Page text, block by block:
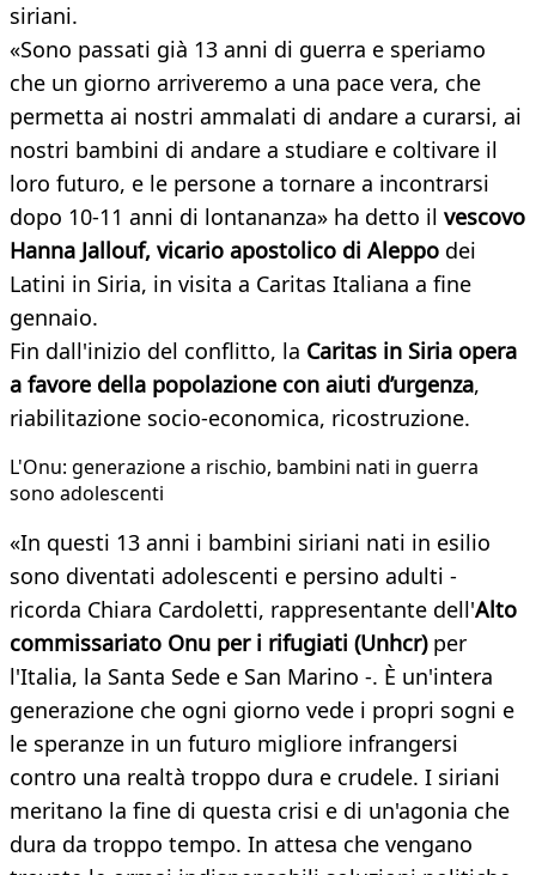
siriani.
«Sono passati già 13 anni di guerra e speriamo
che un giorno arriveremo a una pace vera, che
permetta ai nostri ammalati di andare a curarsi, ai
nostri bambini di andare a studiare e coltivare il
loro futuro, e le persone a tornare a incontrarsi
dopo 10-11 anni di lontananza» ha detto il vescovo
Hanna Jallouf, vicario apostolico di Aleppo dei
Latini in Siria, in visita a Caritas Italiana a fine
gennaio.
Fin dall'inizio del conflitto, la Caritas in Siria opera
a favore della popolazione con aiuti d’urgenza,
riabilitazione socio-economica, ricostruzione.
L'Onu: generazione a rischio, bambini nati in guerra
sono adolescenti
«In questi 13 anni i bambini siriani nati in esilio
sono diventati adolescenti e persino adulti -
ricorda Chiara Cardoletti, rappresentante dell'Alto
commissariato Onu per i rifugiati (Unhcr)per
l'Italia, la Santa Sede e San Marino -. È un'intera
generazione che ogni giorno vede i propri sogni e
le speranze in un futuro migliore infrangersi
contro una realtà troppo dura e crudele. I siriani
meritano la fine di questa crisi e di un'agonia che
dura da troppo tempo. In attesa che vengano